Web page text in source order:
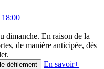
18:00
dimanche. En raison de la
de manière anticipée, dès
défilement En savoir+